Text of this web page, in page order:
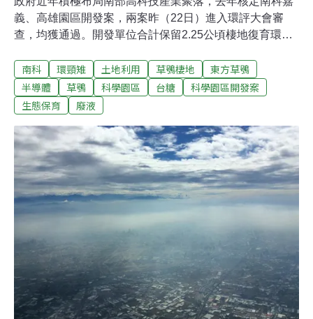
義、高雄園區開發案，兩案昨（22日）進入環評大會審
查，均獲通過。開發單位合計保留2.25公頃棲地復育環頸
園區不只是打造科技廊帶，更將形成「南台灣生態廊
帶」。不過有屏東在地里長北上反對，指出屏東園區鄰近
多個工業區，前一日才排放廢液、溝渠變色，不應設置新
園區。保留環頸雉、草鴞棲地 南科管理局喊「南台灣生態
廊帶」因應高科技產業發展需求，加上南科轄下台南及高
雄園區土地出租率已達98%，行政院2022年1月3日核定南
科嘉義、屏東兩園區開發，並在11月進入環評初審。嘉義
園區位於嘉義太保市，面積88公頃，將引進半導體、光
電、通訊、精密機械及生物技術等產業，屏東市屏東園區
則為73.83公頃，將引進智慧農醫、綠色材料、太空科技及
其他新興科技。兩園區都位於農業區，現況為草生地環
境，適合環頸雉及草鴞棲息。南科管理
南科 環頸雉 土地利用 草鴞棲地
東方草鴞
半導體
草鴞 科學園區 台糖
科學園區開發案
生態保育
廢液